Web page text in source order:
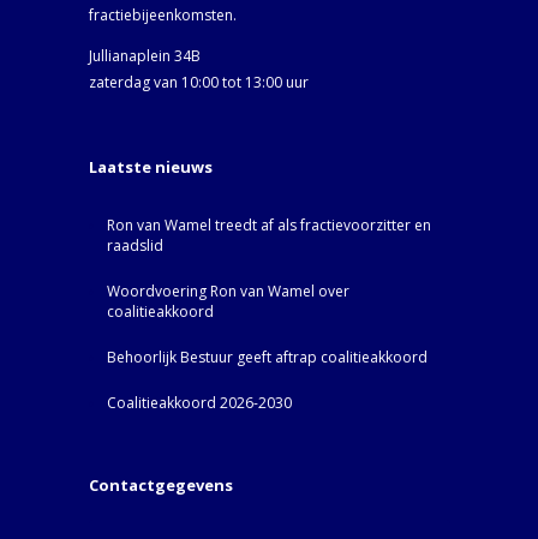
fractiebijeenkomsten.
Jullianaplein 34B
zaterdag van 10:00 tot 13:00 uur
Laatste nieuws
Ron van Wamel treedt af als fractievoorzitter en
raadslid
Woordvoering Ron van Wamel over
coalitieakkoord
Behoorlijk Bestuur geeft aftrap coalitieakkoord
Coalitieakkoord 2026-2030
Contactgegevens